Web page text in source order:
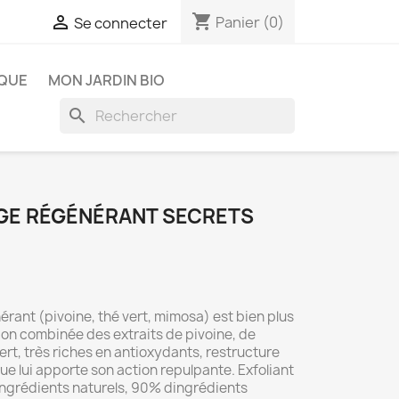
 Se connecter shopping_cart Panier (0)
MON JARDIN BIO
search
RÉGÉNÉRANT SECRETS
(pivoine, thé vert, mimosa) est bien plus
combinée des extraits de pivoine, de
très riches en antioxydants, restructure
lui apporte son action repulpante. Exfoliant
naturels, 90% dingrédients